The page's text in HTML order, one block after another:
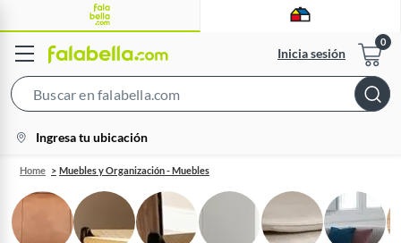
Inicia sesión
Bar
location-
icon
Ingresa tu ubicación
Home Muebles y Organización - Muebles